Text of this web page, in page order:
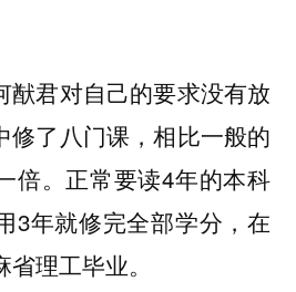
猷君对自己的要求没有放
修了八门课，相比一般的
倍。正常要读4年的本科
3年就修完全部学分，在
理工毕业。